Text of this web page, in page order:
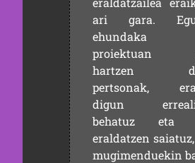
ari gara.
ehundaka
proiektuan
hartzen
pertsonak,
digun
behatuz eta
eraldatzen
mugimenduekin